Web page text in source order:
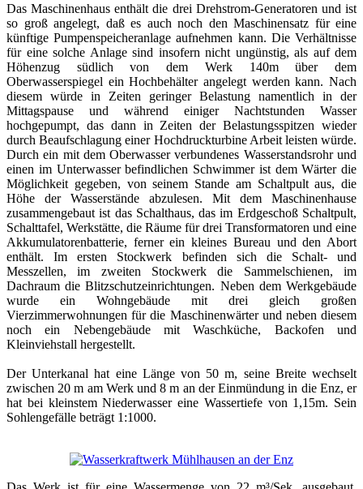
Das Maschinenhaus enthält die drei Drehstrom-Generatoren und ist
so groß angelegt, daß es auch noch den Maschinensatz für eine
künftige Pumpenspeicheranlage aufnehmen kann. Die Verhältnisse
für eine solche Anlage sind insofern nicht ungünstig, als auf dem
Höhenzug südlich von dem Werk 140m über dem
Oberwasserspiegel ein Hochbehälter angelegt werden kann. Nach
diesem würde in Zeiten geringer Belastung namentlich in der
Mittagspause und während einiger Nachtstunden Wasser
hochgepumpt, das dann in Zeiten der Belastungsspitzen wieder
durch Beaufschlagung einer Hochdruckturbine Arbeit leisten würde.
Durch ein mit dem Oberwasser verbundenes Wasserstandsrohr und
einen im Unterwasser befindlichen Schwimmer ist dem Wärter die
Möglichkeit gegeben, von seinem Stande am Schaltpult aus, die
Höhe der Wasserstände abzulesen. Mit dem Maschinenhause
zusammengebaut ist das Schalthaus, das im Erdgeschoß Schaltpult,
Schalttafel, Werkstätte, die Räume für drei Transformatoren und eine
Akkumulatorenbatterie, ferner ein kleines Bureau und den Abort
enthält. Im ersten Stockwerk befinden sich die Schalt- und
Messzellen, im zweiten Stockwerk die Sammelschienen, im
Dachraum die Blitzschutzeinrichtungen. Neben dem Werkgebäude
wurde ein Wohngebäude mit drei gleich großen
Vierzimmerwohnungen für die Maschinenwärter und neben diesem
noch ein Nebengebäude mit Waschküche, Backofen und
Kleinviehstall hergestellt.
Der Unterkanal hat eine Länge von 50 m, seine Breite wechselt
zwischen 20 m am Werk und 8 m an der Einmündung in die Enz, er
hat bei kleinstem Niederwasser eine Wassertiefe von 1,15m. Sein
Sohlengefälle beträgt 1:1000.